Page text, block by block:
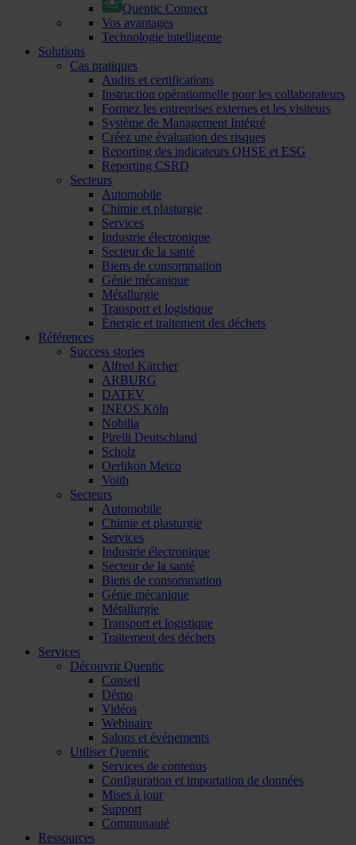
Quentic Connect
Vos avantages
Technologie intelligente
Solutions
Cas pratiques
Audits et certifications
Instruction opérationnelle pour les collaborateurs
Formez les entreprises externes et les visiteurs
Système de Management Intégré
Créez une évaluation des risques
Reporting des indicateurs QHSE et ESG
Reporting CSRD
Secteurs
Automobile
Chimie et plasturgie
Services
Industrie électronique
Secteur de la santé
Biens de consommation
Génie mécanique
Métallurgie
Transport et logistique
Énergie et traitement des déchets
Références
Success stories
Alfred Kärcher
ARBURG
DATEV
INEOS Köln
Nobilia
Pirelli Deutschland
Scholz
Oerlikon Metco
Voith
Secteurs
Automobile
Chimie et plasturgie
Services
Industrie électronique
Secteur de la santé
Biens de consommation
Génie mécanique
Métallurgie
Transport et logistique
Traitement des déchets
Services
Découvrir Quentic
Conseil
Démo
Vidéos
Webinaire
Salons et événements
Utiliser Quentic
Services de contenus
Configuration et importation de données
Mises à jour
Support
Communauté
Ressources